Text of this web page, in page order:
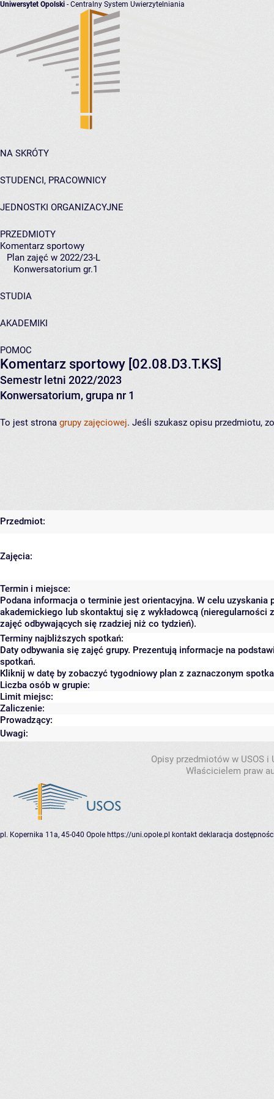
Uniwersytet Opolski - Centralny System Uwierzytelniania
NA SKRÓTY
STUDENCI, PRACOWNICY
JEDNOSTKI ORGANIZACYJNE
PRZEDMIOTY
Komentarz sportowy
Plan zajęć w 2022/23-L
Konwersatorium gr.1
STUDIA
AKADEMIKI
POMOC
Komentarz sportowy [02.08.D3.T.KS]
Semestr letni 2022/2023
Konwersatorium, grupa nr 1
To jest strona grupy zajęciowej. Jeśli szukasz opisu przedmiotu,
Przedmiot:
Zajęcia:
Termin i miejsce:
Podana informacja o terminie jest orientacyjna. W celu
akademickiego lub skontaktuj się z wykładowcą (nieregularności
zajęć odbywających się rzadziej niż co tydzień).
Terminy najbliższych spotkań:
Daty odbywania się zajęć grupy. Prezentują informacje na
spotkań.
Kliknij w datę by zobaczyć tygodniowy plan z zaznaczonym
Liczba osób w grupie:
Limit miejsc:
Zaliczenie:
Prowadzący:
Uwagi:
Opisy przedmiotów w USOS
Właścicielem praw
pl. Kopernika 11a, 45-040 Opole https://uni.opole.pl kontakt deklaracja